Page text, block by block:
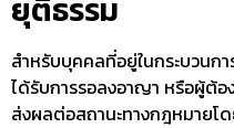
ยุติธรรม
สำหรับบุคคลที่อยู่ในกระบวนก
ได้รับการรอลงอาญา หรือผู้ต้
ส่งผลต่อสถานะทางกฎหมายโ